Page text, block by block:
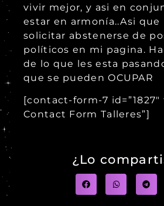
vivir mejor, y asi en
estar en armonía..Asi que
solicitar abstenerse de
políticos en mi pagina.
de lo que les esta
que se pueden OCUPAR
[contact-form-7
Contact Form Talleres”]
¿Lo